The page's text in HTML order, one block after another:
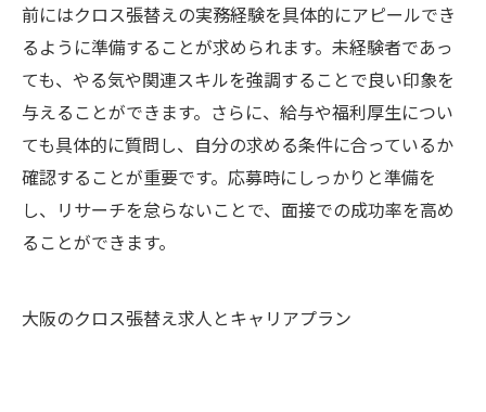
前にはクロス張替えの実務経験を具体的にアピールでき
るように準備することが求められます。未経験者であっ
ても、やる気や関連スキルを強調することで良い印象を
与えることができます。さらに、給与や福利厚生につい
ても具体的に質問し、自分の求める条件に合っているか
確認することが重要です。応募時にしっかりと準備を
し、リサーチを怠らないことで、面接での成功率を高め
ることができます。
大阪のクロス張替え求人とキャリアプラン